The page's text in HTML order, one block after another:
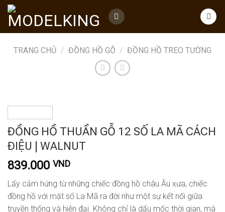
Skip
content
TRANG CHỦ / ĐỒNG HỒ GỖ / ĐỒNG HỒ TREO TƯỜNG
ĐỒNG HỒ THUẦN GỖ 12 SỐ LA MÃ CÁCH
ĐIỆU | WALNUT
839.000 VND
Lấy cảm hứng từ những chiếc đồng hồ châu Âu xưa, chiếc
đồng hồ với mặt số La Mã ra đời như một sự kết nối giữa
truyền thống và hiện đại. Không chỉ là dấu mốc thời gian, mà